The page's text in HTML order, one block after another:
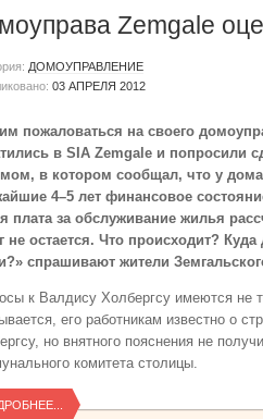
Zemgale
ДОМОУПРАВЛЕНИЕ
03 АПРЕЛЯ 2012
пожаловаться на своего
в SIA Zemgale и попросили
в котором сообщал, что у дома
4–5 лет финансовое
плата за обслуживание жилья
не остается. Что происходит?
спрашивают жители
к Валдису Холбергсу имеются не
его работникам известно о
но внятного пояснения не
комитета столицы.